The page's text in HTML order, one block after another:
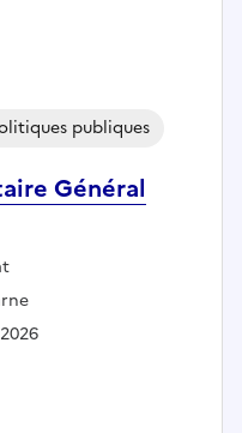
Général
publiques
du Secrétaire